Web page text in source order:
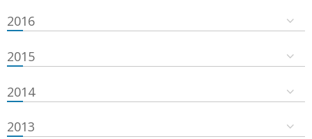
2016
2015
2014
2013